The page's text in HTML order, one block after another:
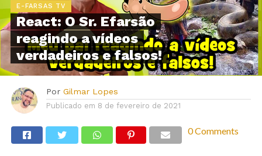
E-FARSAS TV
React: O Sr. Efarsão
reagindo a vídeos
verdadeiros e falsos!
Por Gilmar Lopes
Publicado em 8 de fevereiro de 2021
0 Comments